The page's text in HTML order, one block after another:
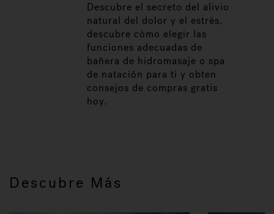
Descubre el secreto del alivio
natural del dolor y el estrés,
descubre cómo elegir las
funciones adecuadas de
bañera de hidromasaje o spa
de natación para ti y obten
consejos de compras gratis
hoy.
Descubre Más